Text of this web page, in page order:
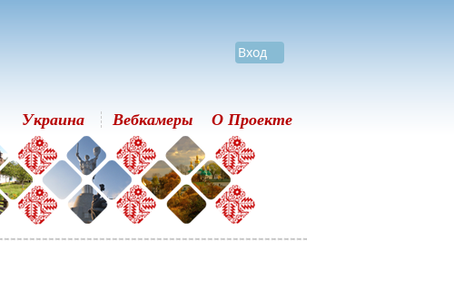
Вход
Украина Вебкамеры О Проекте